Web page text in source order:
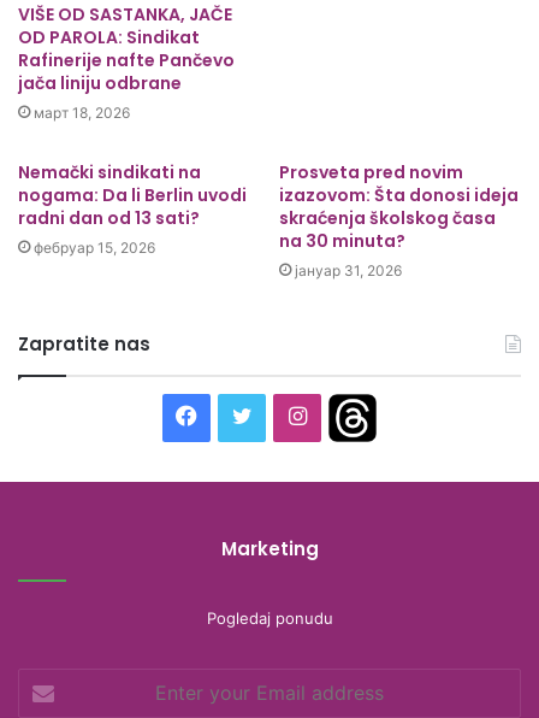
VIŠE OD SASTANKA, JAČE
OD PAROLA: Sindikat
Rafinerije nafte Pančevo
jača liniju odbrane
март 18, 2026
Nemački sindikati na
nogama: Da li Berlin uvodi
radni dan od 13 sati?
фебруар 15, 2026
Prosveta pred novim
izazovom: Šta donosi ideja
skraćenja školskog časa
na 30 minuta?
јануар 31, 2026
Zapratite nas
Facebook
TwitterInstagram
Marketing
Pogledaj ponudu
your